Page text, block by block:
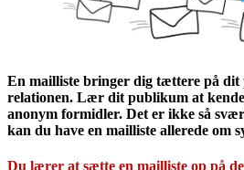
En mailliste bringer dig tættere på
relationen. Lær dit publikum at
anonym formidler. Det er ikke så
kan du have en mailliste allerede om
Du lærer at sætte en mailliste op på